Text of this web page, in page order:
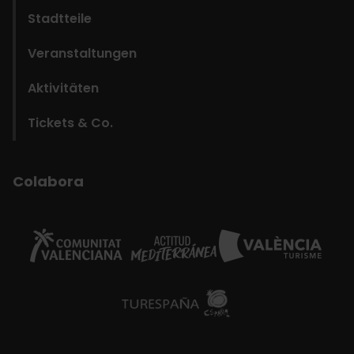
Stadtteile
Veranstaltungen
Aktivitäten
Tickets & Co.
Colabora